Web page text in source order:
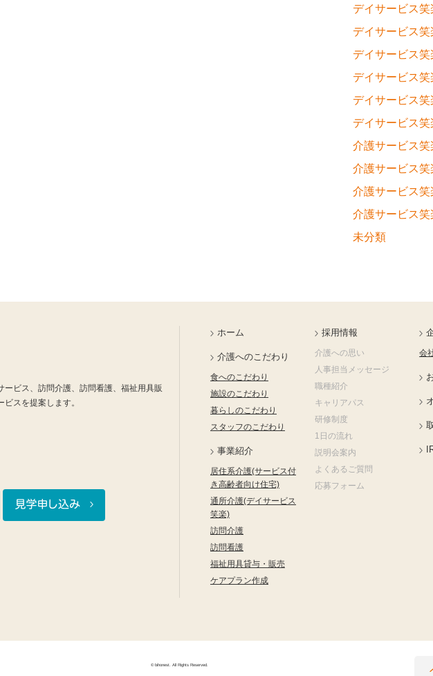
デイサービス
デイサービス
デイサービス
デイサービス
デイサービス
デイサービス
介護サービス
介護サービス
介護サービス
介護サービス
未分類
ビス、訪問介護、訪問看護、福祉用具販
スを提案します。
ホーム
介護へのこだわり
食へのこだわり
施設のこだわり
暮らしのこだわり
スタッフのこだわり
事業紹介
居住系介護(サービス付
き高齢者向け住宅)
通所介護(デイサービス
笑楽)
訪問介護
訪問看護
福祉用具貸与・販売
ケアプラン作成
採用情報
介護への思い
人事担当メッセージ
職種紹介
キャリアパス
研修制度
1日の流れ
説明会案内
よくあるご質問
応募フォーム
会
© bihonest. All Rights Reserved.